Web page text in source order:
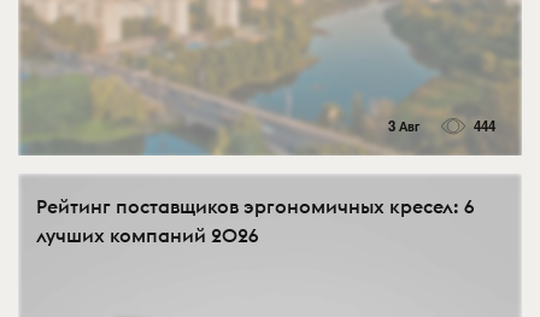
3 Авг 444
Рейтинг поставщиков эргономичных кресел: 6
лучших компаний 2026